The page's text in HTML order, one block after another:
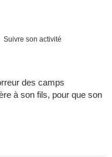
Suivre son activité
des camps
à son fils, pour que son